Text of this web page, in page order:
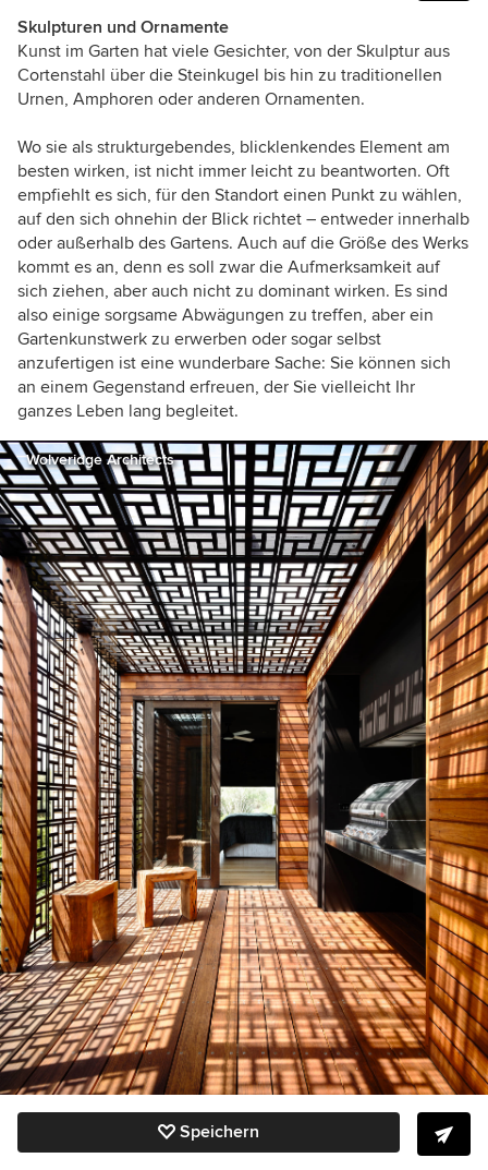
Skulpturen und Ornamente
Kunst im Garten hat viele Gesichter, von der Skulptur aus
Cortenstahl über die Steinkugel bis hin zu traditionellen
Urnen, Amphoren oder anderen Ornamenten.
Wo sie als strukturgebendes, blicklenkendes Element am
besten wirken, ist nicht immer leicht zu beantworten. Oft
empfiehlt es sich, für den Standort einen Punkt zu wählen,
auf den sich ohnehin der Blick richtet – entweder innerhalb
oder außerhalb des Gartens. Auch auf die Größe des Werks
kommt es an, denn es soll zwar die Aufmerksamkeit auf
sich ziehen, aber auch nicht zu dominant wirken. Es sind
also einige sorgsame Abwägungen zu treffen, aber ein
Gartenkunstwerk zu erwerben oder sogar selbst
anzufertigen ist eine wunderbare Sache: Sie können sich
an einem Gegenstand erfreuen, der Sie vielleicht Ihr
ganzes Leben lang begleitet.
Wolveridge Architects
Speichern